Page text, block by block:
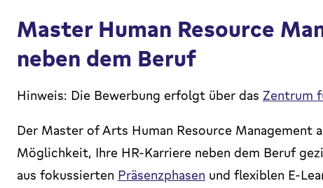
Master Human Resource
neben dem Beruf
Hinweis: Die Bewerbung erfolgt über das Zentrum
Der Master of Arts Human Resource Management
Möglichkeit, Ihre HR-Karriere neben dem Beruf
aus fokussierten Präsenzphasen und flexiblen E-